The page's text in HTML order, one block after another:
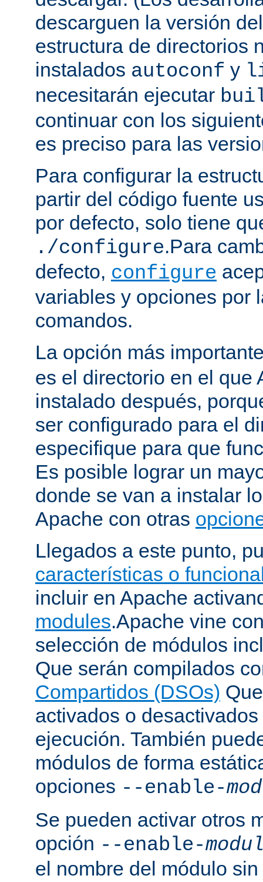
descarguen la versión
estructura de directorios
instalados autoconf y
necesitarán ejecutar
continuar con los
es preciso para las
Para configurar la
partir del código fuente
por defecto, solo tiene
./configure.Para
defecto, configure
variables y opciones por
comandos.
La opción más
es el directorio en el que
instalado después,
ser configurado para el
especifique para que
Es posible lograr un
donde se van a instalar
Apache con otras
Llegados a este punto,
características o
incluir en Apache
modules.Apache vine
selección de módulos
Que serán compilados
Compartidos (DSOs)
activados o
ejecución. También
módulos de forma
opciones --enable-
Se pueden activar otros
opción --enable-
el nombre del módulo